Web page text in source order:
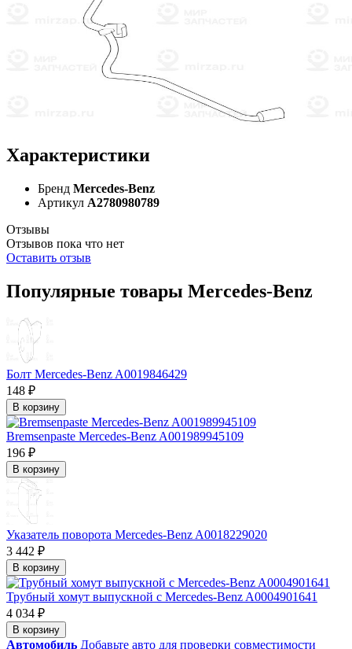
Характеристики
Бренд Mercedes-Benz
Артикул A2780980789
Отзывы
Отзывов пока что нет
Оставить отзыв
Популярные товары Mercedes-Benz
Болт Mercedes-Benz A0019846429
148 ₽
В корзину
Bremsenpaste Mercedes-Benz A001989945109
196 ₽
В корзину
Указатель поворота Mercedes-Benz A0018229020
3 442 ₽
В корзину
Трубный хомут выпускной с Mercedes-Benz A0004901641
4 034 ₽
В корзину
Автомобиль Добавьте авто для проверки совместимости